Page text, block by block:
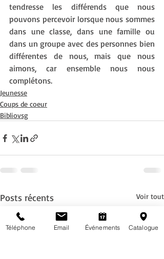
tendresse les différends que nous
pouvons percevoir lorsque nous sommes
dans une classe, dans une famille ou
dans un groupe avec des personnes bien
différentes de nous, mais que nous
aimons, car ensemble nous nous
complétons.
Jeunesse
Coups de coeur
Bibliovsg
Posts récents Voir tout
Téléphone Email Événements Catalogue